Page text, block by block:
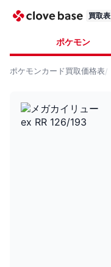
買取表
ポケモン
ポケモンカード買取価格表